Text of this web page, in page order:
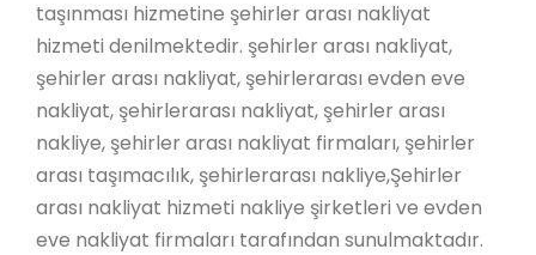
taşınması hizmetine şehirler arası nakliyat
hizmeti denilmektedir. şehirler arası nakliyat,
şehirler arası nakliyat, şehirlerarası evden eve
nakliyat, şehirlerarası nakliyat, şehirler arası
nakliye, şehirler arası nakliyat firmaları, şehirler
arası taşımacılık, şehirlerarası nakliye,Şehirler
arası nakliyat hizmeti nakliye şirketleri ve evden
eve nakliyat firmaları tarafından sunulmaktadır.